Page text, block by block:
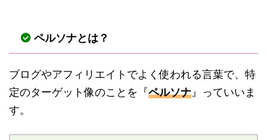
ペルソナとは？
ブログやアフィリエイトでよく使われる言葉で、特
定のターゲット像のことを『ペルソナ 』っていいま
す。